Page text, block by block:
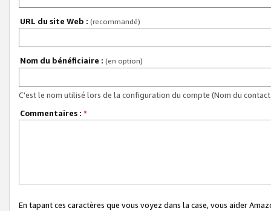
URL du site Web : (recommandé)
Nom du bénéficiaire : (en option)
C'est le nom utilisé lors de la configuration du compte (Nom du
Commentaires : *
En tapant ces caractères que vous voyez dans la case, vous aider